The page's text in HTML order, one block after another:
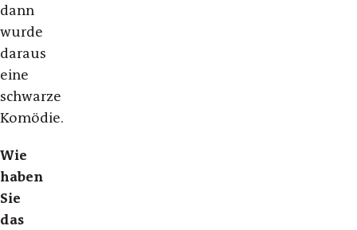
dann
wurde
daraus
eine
schwarze
Komödie.
Wie
haben
Sie
das